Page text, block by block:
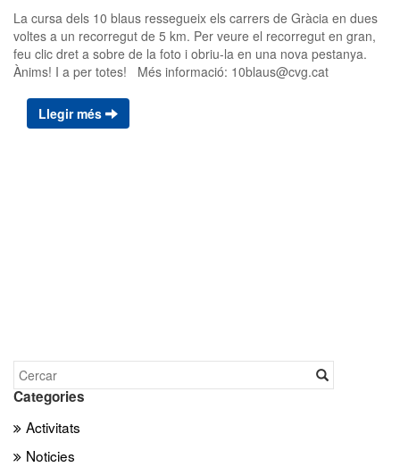
La cursa dels 10 blaus ressegueix els carrers de Gràcia en dues
voltes a un recorregut de 5 km. Per veure el recorregut en gran,
feu clic dret a sobre de la foto i obriu-la en una nova pestanya.
Ànims! I a per totes! Més informació: 10blaus@cvg.cat
Llegir més
Categories
Activitats
Noticies